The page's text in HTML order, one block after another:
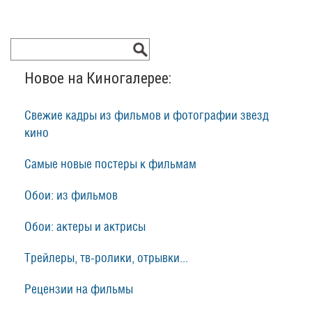
Новое на Киногалерее:
Свежие кадры из фильмов и фотографии звезд
кино
Самые новые постеры к фильмам
Обои: из фильмов
Обои: актеры и актрисы
Трейлеры, тв-ролики, отрывки...
Рецензии на фильмы